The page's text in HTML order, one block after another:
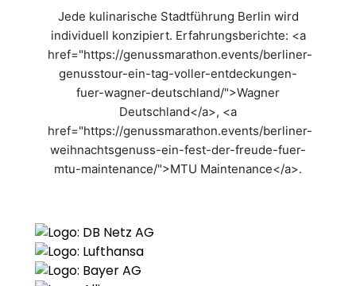
Jede kulinarische Stadtführung Berlin wird
individuell konzipiert. Erfahrungsberichte: <a
href="https://genussmarathon.events/berliner-
genusstour-ein-tag-voller-entdeckungen-
fuer-wagner-deutschland/">Wagner
Deutschland</a>, <a
href="https://genussmarathon.events/berliner-
weihnachtsgenuss-ein-fest-der-freude-fuer-
mtu-maintenance/">MTU Maintenance</a>.